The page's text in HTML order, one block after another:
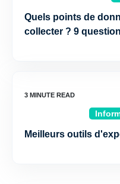
Quels points de
collecter ? 9
Meilleurs outils